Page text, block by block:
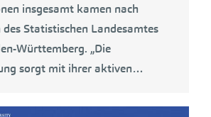
insgesamt kamen nach
Statistischen Landesamtes
Württemberg. „Die
sorgt mit ihrer aktiven…